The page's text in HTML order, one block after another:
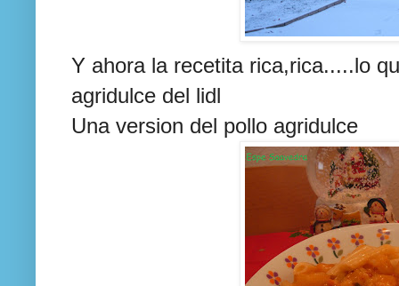
Y ahora la recetita rica,rica.....lo
agridulce del lidl
Una version del pollo agridulce